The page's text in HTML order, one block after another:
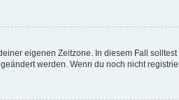
eigenen Zeitzone. In diesem Fall
werden. Wenn du noch nicht